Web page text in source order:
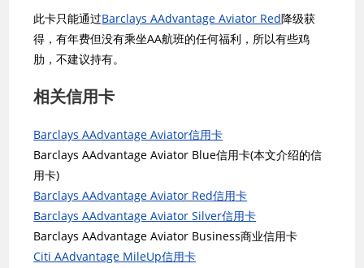
此卡只能通过Barclays AAdvantage Aviator Red降级获
得，有年费但没有乘坐AA航班的任何福利，所以有些鸡
肋，不建议持有。
相关信用卡
Barclays AAdvantage Aviator信用卡
Barclays AAdvantage Aviator Blue信用卡(本文介绍的信
用卡)
Barclays AAdvantage Aviator Red信用卡
Barclays AAdvantage Aviator Silver信用卡
Barclays AAdvantage Aviator Business商业信用卡
Citi AAdvantage MileUp信用卡